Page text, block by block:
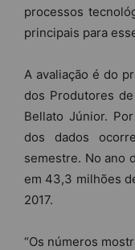
processos
principais para
A avaliação é do
dos Produtores
Bellato Júnior.
dos dados
semestre. No ano
em 43,3 milhões
2017.
“Os números